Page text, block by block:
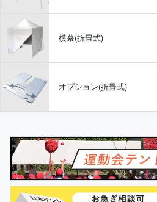
横幕(折畳式)
オプション(折畳式)